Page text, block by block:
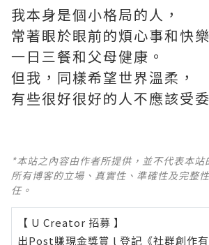
我本身是個小格局的人，
常著眼於眼前的煩心事和快樂
一日三餐和父母健康。
但我，同樣希望世界溫柔，
有些很好很好的人不應該受
*本站之內容由作者所提供，並不代表本
所有博客的立場、真實性、準確性及完整
任。
【 U Creator 招募 】
出Post賺現金獎賞 l 登記《社群創作有